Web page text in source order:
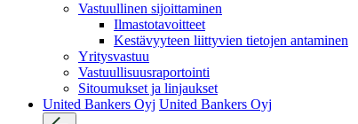
Vastuullinen sijoittaminen
Ilmastotavoitteet
Kestävyyteen liittyvien tietojen antaminen
Yritysvastuu
Vastuullisuus­raportointi
Sitoumukset ja linjaukset
United Bankers Oyj United Bankers Oyj